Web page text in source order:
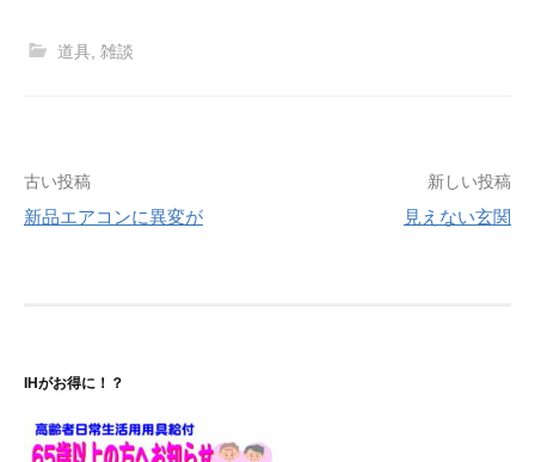
道具, 雑談
投
稿
シ
古い投稿
新品エアコンに異変が
新しい投稿
見えない玄関
IHがお得に！？